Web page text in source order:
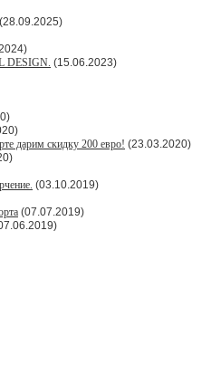
(28.09.2025)
DESIGN. (15.06.2023)
дарим скидку 200 евро! (23.03.2020)
(03.10.2019)
(07.07.2019)